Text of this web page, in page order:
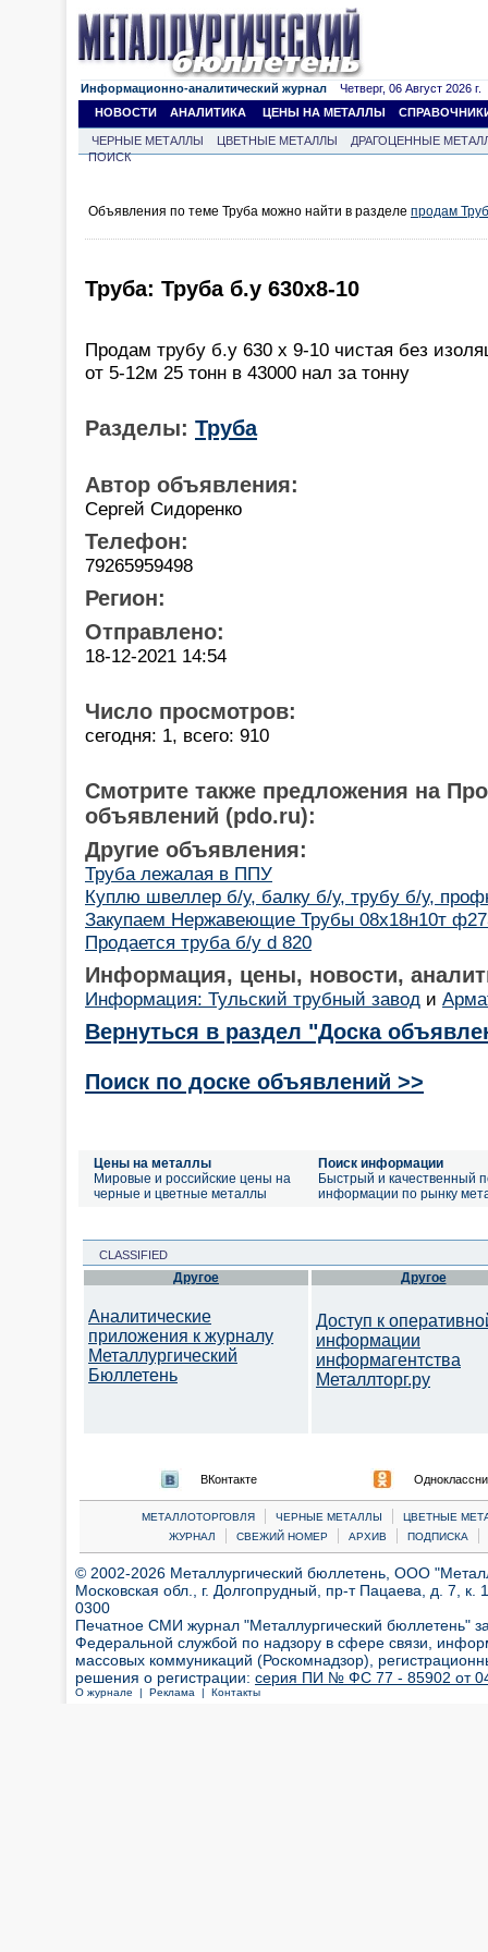
Информационно-аналитический журнал Четверг, 06 Август 2026 г.
НОВОСТИ
АНАЛИТИКА ЦЕНЫ НА МЕТАЛЛЫ
ЧЕРНЫЕ МЕТАЛЛЫ ЦВЕТНЫЕ МЕТАЛЛЫ
ДРАГОЦЕННЫЕ
ПОИСК
Объявления по теме Труба можно найти в разделе продам
Труба: Труба б.у 630х8-10
Продам трубу б.у 630 х 9-10 чистая без
от 5-12м 25 тонн в 43000 нал за тонну
Разделы: Труба
Автор объявления:
Сергей Сидоренко
Телефон:
79265959498
Регион:
Отправлено:
18-12-2021 14:54
Число просмотров:
сегодня: 1, всего: 910
Смотрите также предложения на
объявлений (pdo.ru):
Другие объявления:
Труба лежалая в ППУ
Куплю швеллер б/у, балку б/у, трубу б/у,
Закупаем Нержавеющие Трубы 08х18н10т
Продается труба б/у d 820
Информация, цены, новости,
Информация: Тульский трубный завод и
Вернуться в раздел "Доска
Поиск по доске объявлений >>
Цены на металлы
Мировые и российские цены на
черные и цветные металлы
Поиск информации
Быстрый и качественный
информации по рынку
CLASSIFIED
Другое
Аналитические
приложения к журналу
Металлургический
Бюллетень
Другое
Доступ к
информации
информагентства
Металлторг.ру
ВКонтакте
МЕТАЛЛОТОРГОВЛЯ | ЧЕРНЫЕ МЕТАЛЛЫ |
ЦВЕТНЫЕ
ЖУРНАЛ
| СВЕЖИЙ НОМЕР | АРХИВ | ПОДПИСКА |
© 2002-2026 Металлургический бюллетень, ООО
Московская обл., г. Долгопрудный, пр-т Пацаева, д. 7,
0300
Печатное СМИ журнал "Металлургический бюллетень"
Федеральной службой по надзору в сфере связи,
массовых коммуникаций (Роскомнадзор),
решения о регистрации: серия ПИ № ФС 77 - 85902 от 04
О журнале | Реклама | Контакты